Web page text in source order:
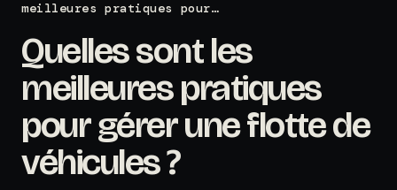
meilleures pratiques pour…
Quelles sont les
meilleures pratiques
pour gérer une flotte de
véhicules ?